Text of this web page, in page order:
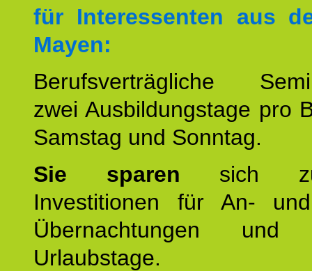
für Interessenten aus
Mayen:
Berufsverträgliche
zwei Ausbildungstage pro
Samstag und Sonntag.
Sie sparen sich
Investitionen für An-
Übernachtungen und
Urlaubstage.